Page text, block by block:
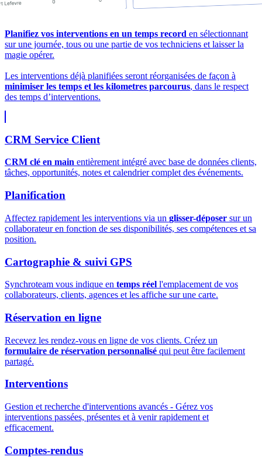
Planifiez vos interventions en un temps record en sélectionnant
sur une journée, tous ou une partie de vos techniciens et laisser la
magie opérer.
Les interventions déjà planifiées seront réorganisées de façon à
minimiser les temps et les kilometres parcourus, dans le respect
des temps d’interventions.
CRM Service Client
CRM clé en main entièrement intégré avec base de données clients,
tâches, opportunités, notes et calendrier complet des événements.
Planification
Affectez rapidement les interventions via un glisser-déposer sur un
collaborateur en fonction de ses disponibilités, ses compétences et sa
position.
Cartographie & suivi GPS
Synchroteam vous indique en temps réel l'emplacement de vos
collaborateurs, clients, agences et les affiche sur une carte.
Réservation en ligne
Recevez les rendez-vous en ligne de vos clients. Créez un
formulaire de réservation personnalisé qui peut être facilement
partagé.
Interventions
Gestion et recherche d'interventions avancés - Gérez vos
interventions passées, présentes et à venir rapidement et
efficacement.
Comptes-rendus